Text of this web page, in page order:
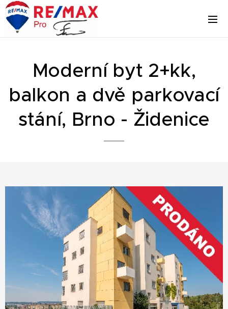
Moderní byt 2+kk,
balkon a dvě parkovací
stání, Brno - Židenice